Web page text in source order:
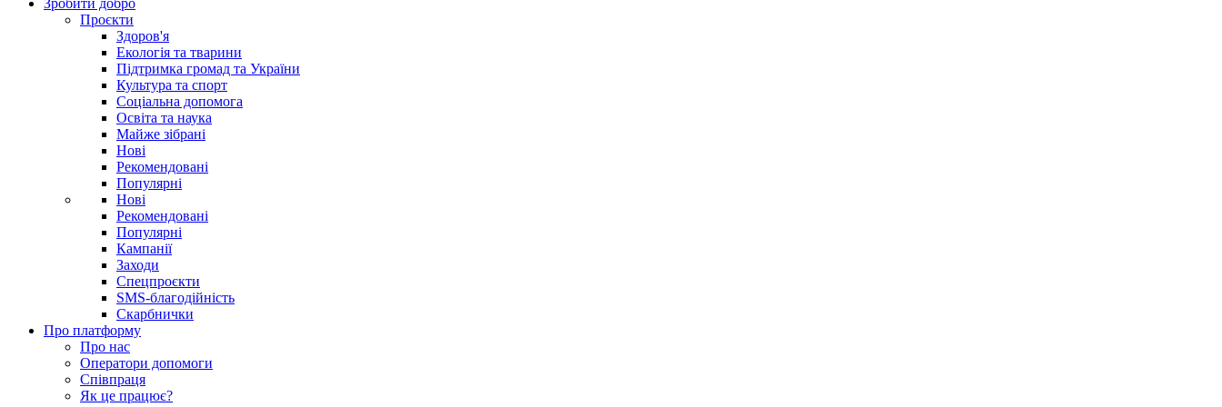
Зробити добро
Проєкти
Здоров'я
Екологія та тварини
Підтримка громад та України
Культура та спорт
Соціальна допомога
Освіта та наука
Майже зібрані
Нові
Рекомендовані
Популярні
Нові
Рекомендовані
Популярні
Кампанії
Заходи
Спецпроєкти
SMS-благодійність
Скарбнички
Про платформу
Про нас
Оператори допомоги
Співпраця
Як це працює?